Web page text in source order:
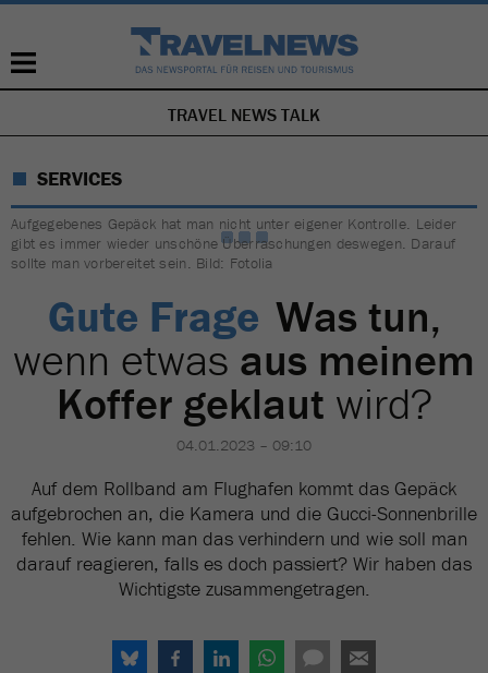
NAVIGATION
ÜBERSPRINGEN
TRAVEL NEWS TALK
SERVICES
Aufgegebenes Gepäck hat man nicht unter eigener Kontrolle. Leider
gibt es immer wieder unschöne Überraschungen deswegen. Darauf
sollte man vorbereitet sein. Bild: Fotolia
Gute Frage Was tun,
wenn etwas aus meinem
Koffer geklaut wird?
04.01.2023 – 09:10
Auf dem Rollband am Flughafen kommt das Gepäck
aufgebrochen an, die Kamera und die Gucci-Sonnenbrille
fehlen. Wie kann man das verhindern und wie soll man
darauf reagieren, falls es doch passiert? Wir haben das
Wichtigste zusammengetragen.